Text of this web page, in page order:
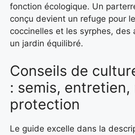
fonction écologique. Un
conçu devient un refuge pour
coccinelles et les syrphes, des
un jardin équilibré.
Conseils de
: semis,
protection
Le guide excelle dans la